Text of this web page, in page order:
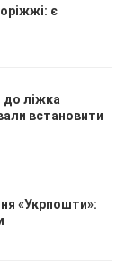
є
до ліжка
встановити
«Укрпошти»: